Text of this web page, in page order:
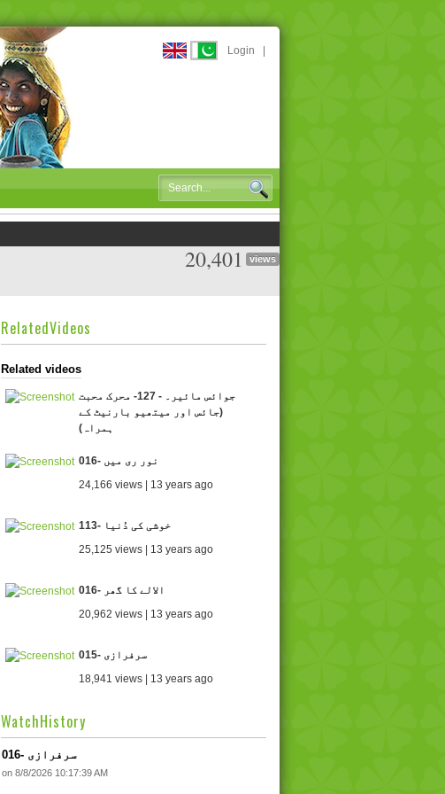
Login
20,401 views
RelatedVideos
Related videos
جوائس مائیر۔ - 127- محرک محبت
(جائس اور میتھیو بارنیٹ کے
ہمراہ)
29,640 views | 13 years ago
016- نور ری میں
24,166 views | 13 years ago
113- خوشی کی دُنیا
25,125 views | 13 years ago
016- الالے کا گھر
20,962 views | 13 years ago
015- سرفرازی
18,941 views | 13 years ago
WatchHistory
016- سرفرازی
on 8/8/2026 10:17:39 AM